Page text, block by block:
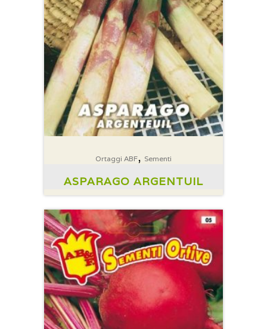
Ortaggi ABF, Sementi
ASPARAGO ARGENTUIL